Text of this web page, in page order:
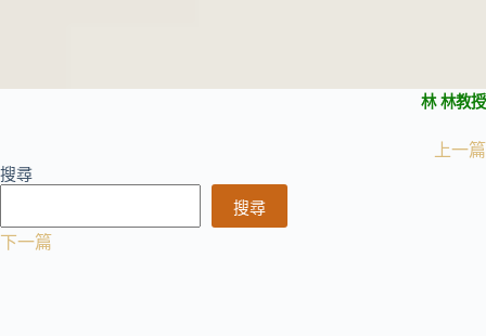
林 林教授
上一篇
搜尋
搜尋
下一篇